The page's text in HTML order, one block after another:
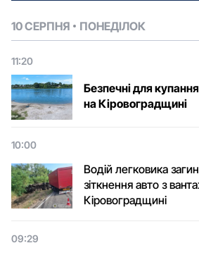
10 СЕРПНЯ ПОНЕДІЛОК
11:20
Безпечні для
на Кіровоградщині
10:00
Водій легковика
зіткнення авто з
Кіровоградщині
09:29